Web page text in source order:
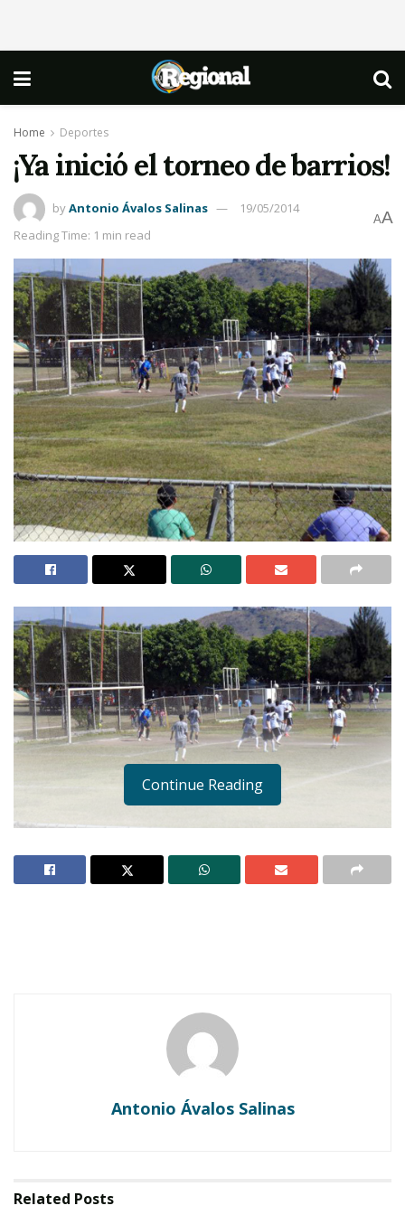
Home Deportes
¡Ya inició el torneo de barrios!
byAntonio Ávalos Salinas
19/05/2014
Reading Time: 1 min read
AA
Ahuacatlán celebrá el día de Reyes con rosca y
Continue Reading
Antonio Ávalos Salinas
Related Posts